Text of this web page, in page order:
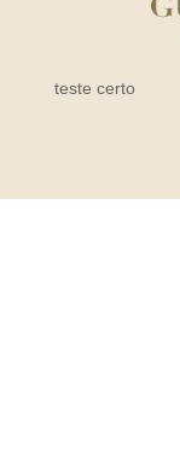
teste certo